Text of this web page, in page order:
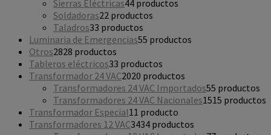
Sierras Eléctricas44 productos
Soldadoras22 productos
Taladros33 productos
Luminaria de Emergencias55 productos
Otros2828 productos
Tableros eléctricos33 productos
Transformador 24 VAC2020 productos
Transformadores 24 VAC Importados55 productos
Transformadores 24 VAC Nacionales1515 productos
Transformador Especial1 1 producto
Transformadores 12 VAC3434 productos